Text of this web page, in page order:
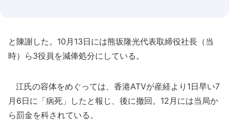
と陳謝した。10月13日には熊坂隆光代表取締役社長（当
時）ら3役員を減俸処分にしている。
江氏の容体をめぐっては、香港ATVが産経より1日早い7
月6日に「病死」したと報じ、後に撤回。12月には当局か
ら罰金を科されている。